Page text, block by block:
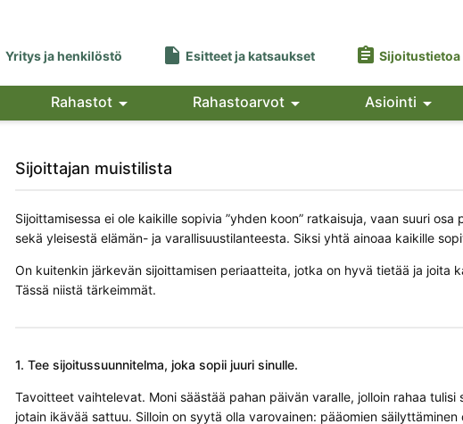
Yritys ja henkilöstö  Esitteet ja katsaukset  Sijoitustietoa
Rahastot  Rahastoarvot  Asiointi 
Sijoittajan muistilista
Sijoittamisessa ei ole kaikille sopivia ”yhden koon” ratkaisuja, vaan suuri
sekä yleisestä elämän- ja varallisuustilanteesta. Siksi yhtä ainoaa kaikille
On kuitenkin järkevän sijoittamisen periaatteita, jotka on hyvä tietää ja joita
Tässä niistä tärkeimmät.
1. Tee sijoitussuunnitelma, joka sopii juuri sinulle.
Tavoitteet vaihtelevat. Moni säästää pahan päivän varalle, jolloin rahaa
jotain ikävää sattuu. Silloin on syytä olla varovainen: pääomien